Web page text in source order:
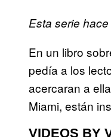
Esta serie
En un libro
pedía a los
acercaran a
Miami, están
VIDEOS BY